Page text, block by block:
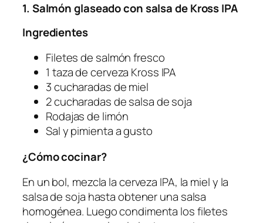
1. Salmón glaseado con salsa de Kross IPA
Ingredientes
Filetes de salmón fresco
1 taza de cerveza Kross IPA
3 cucharadas de miel
2 cucharadas de salsa de soja
Rodajas de limón
Sal y pimienta a gusto
¿Cómo cocinar?
En un bol, mezcla la cerveza IPA, la miel y la
salsa de soja hasta obtener una salsa
homogénea. Luego condimenta los filetes